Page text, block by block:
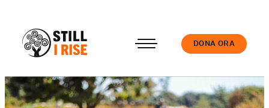
Accedi
DONA ORA